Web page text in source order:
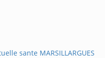
sante MARSILLARGUES